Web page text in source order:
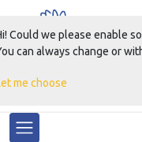
Toggle navigation
Could we please enable
can always change or
me choose